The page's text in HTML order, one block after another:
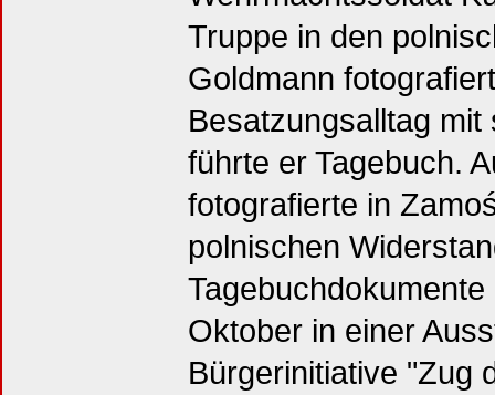
Truppe in den
Goldmann
Besatzungsalltag
führte er Tagebuch.
fotografierte in
polnischen
Oktober in einer
Bürgerinitiative "Zug